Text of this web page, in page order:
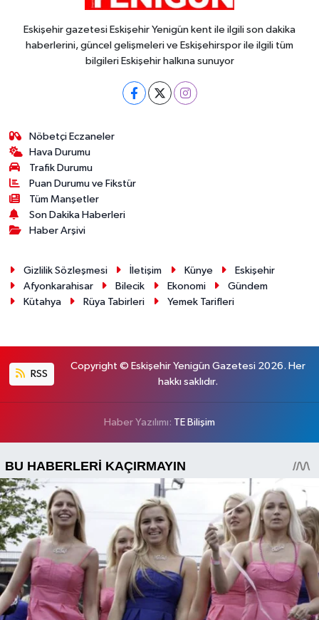
Eskişehir gazetesi Eskişehir Yenigün kent ile ilgili son dakika
haberlerini, güncel gelişmeleri ve Eskişehirspor ile ilgili tüm
bilgileri Eskişehir halkına sunuyor
Nöbetçi Eczaneler
Hava Durumu
Trafik Durumu
Puan Durumu ve Fikstür
Tüm Manşetler
Son Dakika Haberleri
Haber Arşivi
Gizlilik Sözleşmesi İletişim Künye
Eskişehir
Afyonkarahisar
Bilecik Ekonomi
Gündem
Kütahya
Rüya Tabirleri Yemek Tarifleri
RSS
Copyright © Eskişehir Yenigün Gazetesi 2026. Her
hakkı saklıdır.
Haber Yazılımı: TE Bilişim